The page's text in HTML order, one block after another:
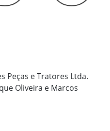
Peças e Tratores Ltda.
Oliveira e Marcos